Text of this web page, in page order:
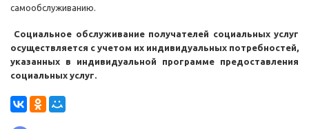
самообслуживанию.
Социальное обслуживание получателей социальных услуг
осуществляется с учетом их индивидуальных потребностей,
указанных в индивидуальной программе предоставления
социальных услуг.